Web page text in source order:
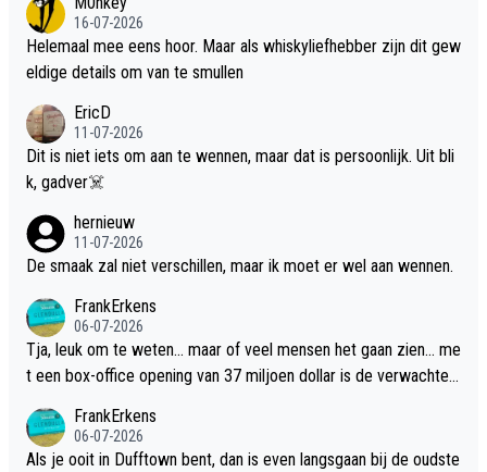
16-07-2026
Helemaal mee eens hoor. Maar als whiskyliefhebber zijn dit gew
eldige details om van te smullen
EricD
11-07-2026
Dit is niet iets om aan te wennen, maar dat is persoonlijk. Uit bli
k, gadver☠️
hernieuw
11-07-2026
De smaak zal niet verschillen, maar ik moet er wel aan wennen.
FrankErkens
06-07-2026
Tja, leuk om te weten... maar of veel mensen het gaan zien... me
t een box-office opening van 37 miljoen dollar is de verwachte
FrankErkens
06-07-2026
Als je ooit in Dufftown bent, dan is even langsgaan bij de oudste